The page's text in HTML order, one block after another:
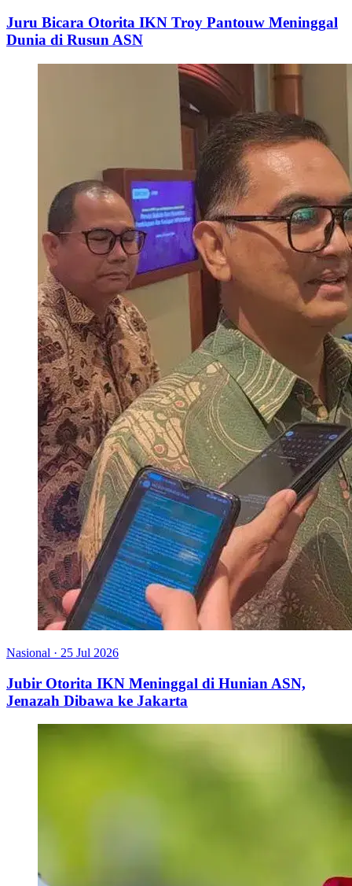
Juru Bicara Otorita IKN Troy Pantouw Meninggal
Dunia di Rusun ASN
Nasional · 25 Jul 2026
Jubir Otorita IKN Meninggal di Hunian ASN,
Jenazah Dibawa ke Jakarta